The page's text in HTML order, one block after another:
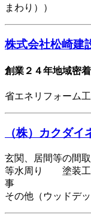
まわり））
株式会社松崎建
創業２４年地域密
省エネリフォーム
（株）カクダイ
玄関、居間等の間
等水周り 塗装
事
その他（ウッドデ